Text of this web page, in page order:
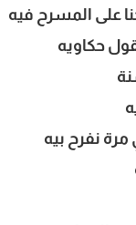
على المسرح فيه
حكاويه
نفرح بيه